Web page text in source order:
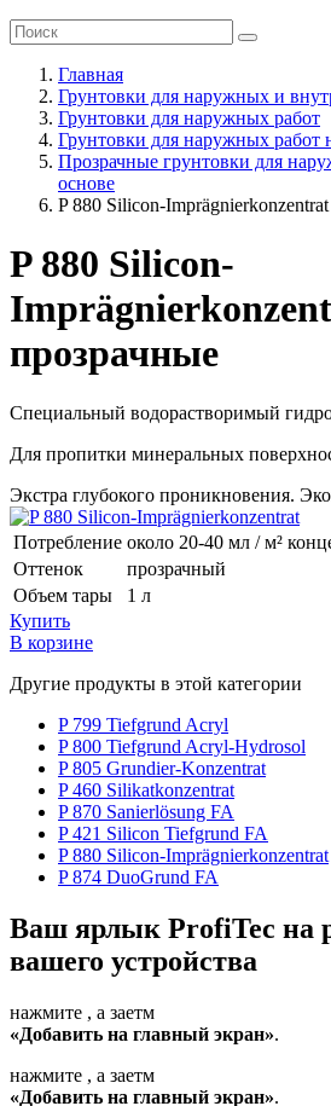
Главная
Грунтовки для наружных и
Грунтовки для наружных работ
Грунтовки для наружных работ
Прозрачные грунтовки для
основе
P 880 Silicon-
P 880 Silicon-
прозрачные
Специальный водорастворимый
Для пропитки минеральных
Экстра глубокого проникновения.
Потребление около 20-40 мл / м²
Оттенок
прозрачный
Объем тары
1 л
Купить
В корзине
Другие продукты в этой категории
P 799 Tiefgrund Acryl
P 800 Tiefgrund Acryl-Hydrosol
P 805 Grundier-Konzentrat
P 460 Silikatkonzentrat
P 870 Sanierlösung FA
P 421 Silicon Tiefgrund FA
P 880 Silicon-Imprägnierkonzentrat
P 874 DuoGrund FA
Ваш ярлык ProfiTec на
вашего устройства
нажмите , а заетм
«Добавить на главный экран».
нажмите , а заетм
«Добавить на главный экран».